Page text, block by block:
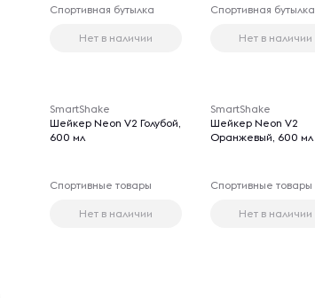
Спортивная бутылка
Нет в наличии
Спортивная бутылка
Нет в наличии
SmartShake
Шейкер Neon V2 Голубой,
600 мл
Спортивные товары
Нет в наличии
SmartShake
Шейкер Neon V2
Оранжевый, 600 мл
Спортивные товары
Нет в наличии